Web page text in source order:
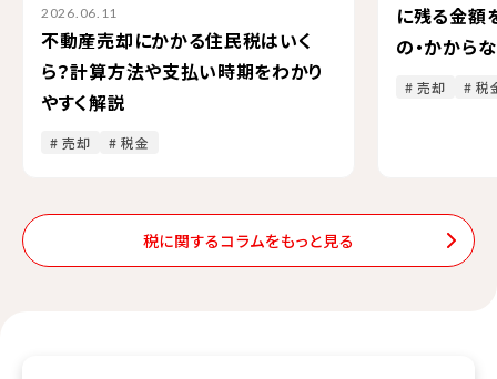
2026.06.11
不動産売却にかかる住民税はいく
ら？計算方法や支払い時期をわかり
やすく解説
# 売却 # 税金
に残る金額
の・かから
# 売却 # 税
税に関するコラムをもっと見る